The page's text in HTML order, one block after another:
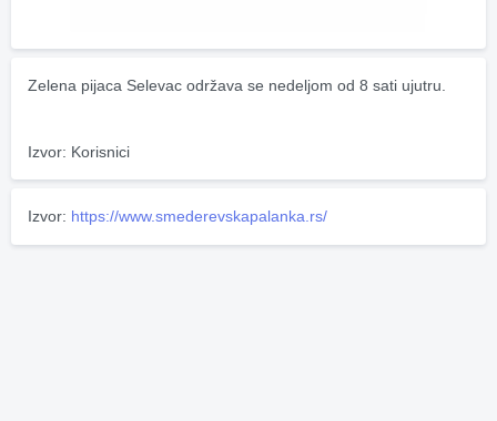
Zelena pijaca Selevac održava se nedeljom od 8 sati ujutru.
Izvor: Korisnici
Izvor: https://www.smederevskapalanka.rs/